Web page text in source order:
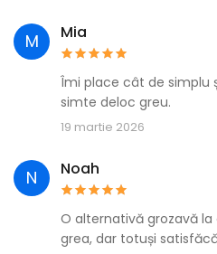
M Mia
Îmi place cât de simplu
simte deloc greu.
19 martie 2026
N Noah
O alternativă grozavă
grea, dar totuși